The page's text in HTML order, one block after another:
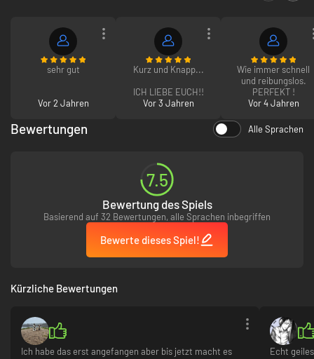
sehr gut
Vor 2 Jahren
Kurz und Knapp...
ICH LIEBE EUCH!!
Vor 3 Jahren
Wie immer schnell
und reibungslos.
PERFEKT !
Vor 4 Jahren
Bewertungen Alle Sprachen
7.5
Bewertung des Spiels
Basierend auf 32 Bewertungen, alle Sprachen inbegriffen
Bewerte dieses Spiel!
Kürzliche Bewertungen
Ich habe das erst angefangen aber bis jetzt macht es
Echt